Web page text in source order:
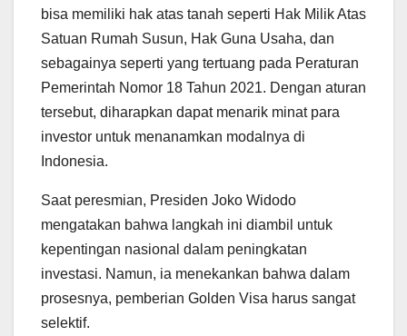
bisa memiliki hak atas tanah seperti Hak Milik Atas
Satuan Rumah Susun, Hak Guna Usaha, dan
sebagainya seperti yang tertuang pada Peraturan
Pemerintah Nomor 18 Tahun 2021. Dengan aturan
tersebut, diharapkan dapat menarik minat para
investor untuk menanamkan modalnya di
Indonesia.
Saat peresmian, Presiden Joko Widodo
mengatakan bahwa langkah ini diambil untuk
kepentingan nasional dalam peningkatan
investasi. Namun, ia menekankan bahwa dalam
prosesnya, pemberian Golden Visa harus sangat
selektif.